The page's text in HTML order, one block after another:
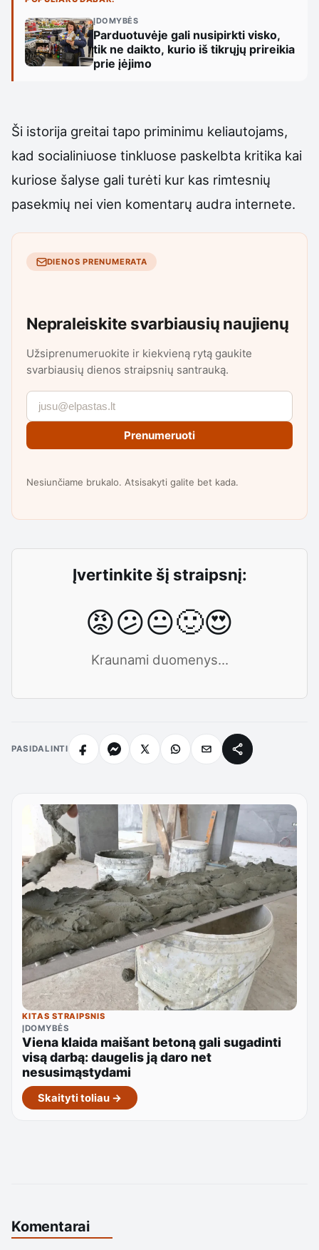
ĮDOMYBĖS
Parduotuvėje gali nusipirkti visko,
tik ne daikto, kurio iš tikrųjų prireikia
prie įėjimo
Ši istorija greitai tapo priminimu keliautojams,
kad socialiniuose tinkluose paskelbta kritika kai
kuriose šalyse gali turėti kur kas rimtesnių
pasekmių nei vien komentarų audra internete.
DIENOS PRENUMERATA
Nepraleiskite svarbiausių naujienų
Užsiprenumeruokite ir kiekvieną rytą gaukite
svarbiausių dienos straipsnių santrauką.
Prenumeruoti
Nesiunčiame brukalo. Atsisakyti galite bet kada.
Įvertinkite šį straipsnį:
😡😕😐🙂😍
Kraunami duomenys...
PASIDALINTI
KITAS STRAIPSNIS
ĮDOMYBĖS
Viena klaida maišant betoną gali sugadinti
visą darbą: daugelis ją daro net
nesusimąstydami
Skaityti toliau →
Komentarai